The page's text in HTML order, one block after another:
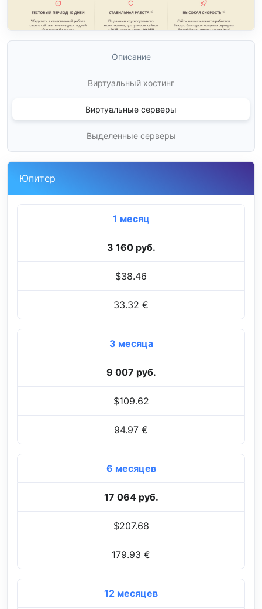
Описание
Виртуальный хостинг
Виртуальные серверы
Выделенные серверы
Юпитер
1 месяц
3 160 руб.
$38.46
33.32 €
3 месяца
9 007 руб.
$109.62
94.97 €
6 месяцев
17 064 руб.
$207.68
179.93 €
12 месяцев